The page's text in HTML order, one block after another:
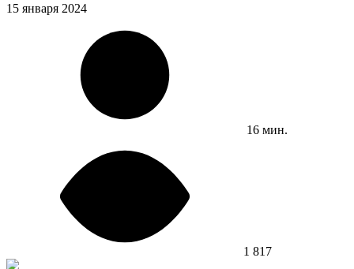
15 января 2024
16 мин.
1 817